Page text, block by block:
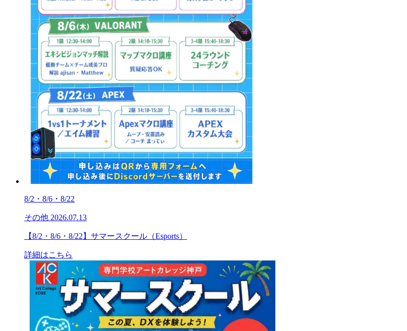
8/2・8/6・8/22
その他 2026.07.13
【8/2・8/6・8/22】サマースクール（Esports）
詳細はこちら